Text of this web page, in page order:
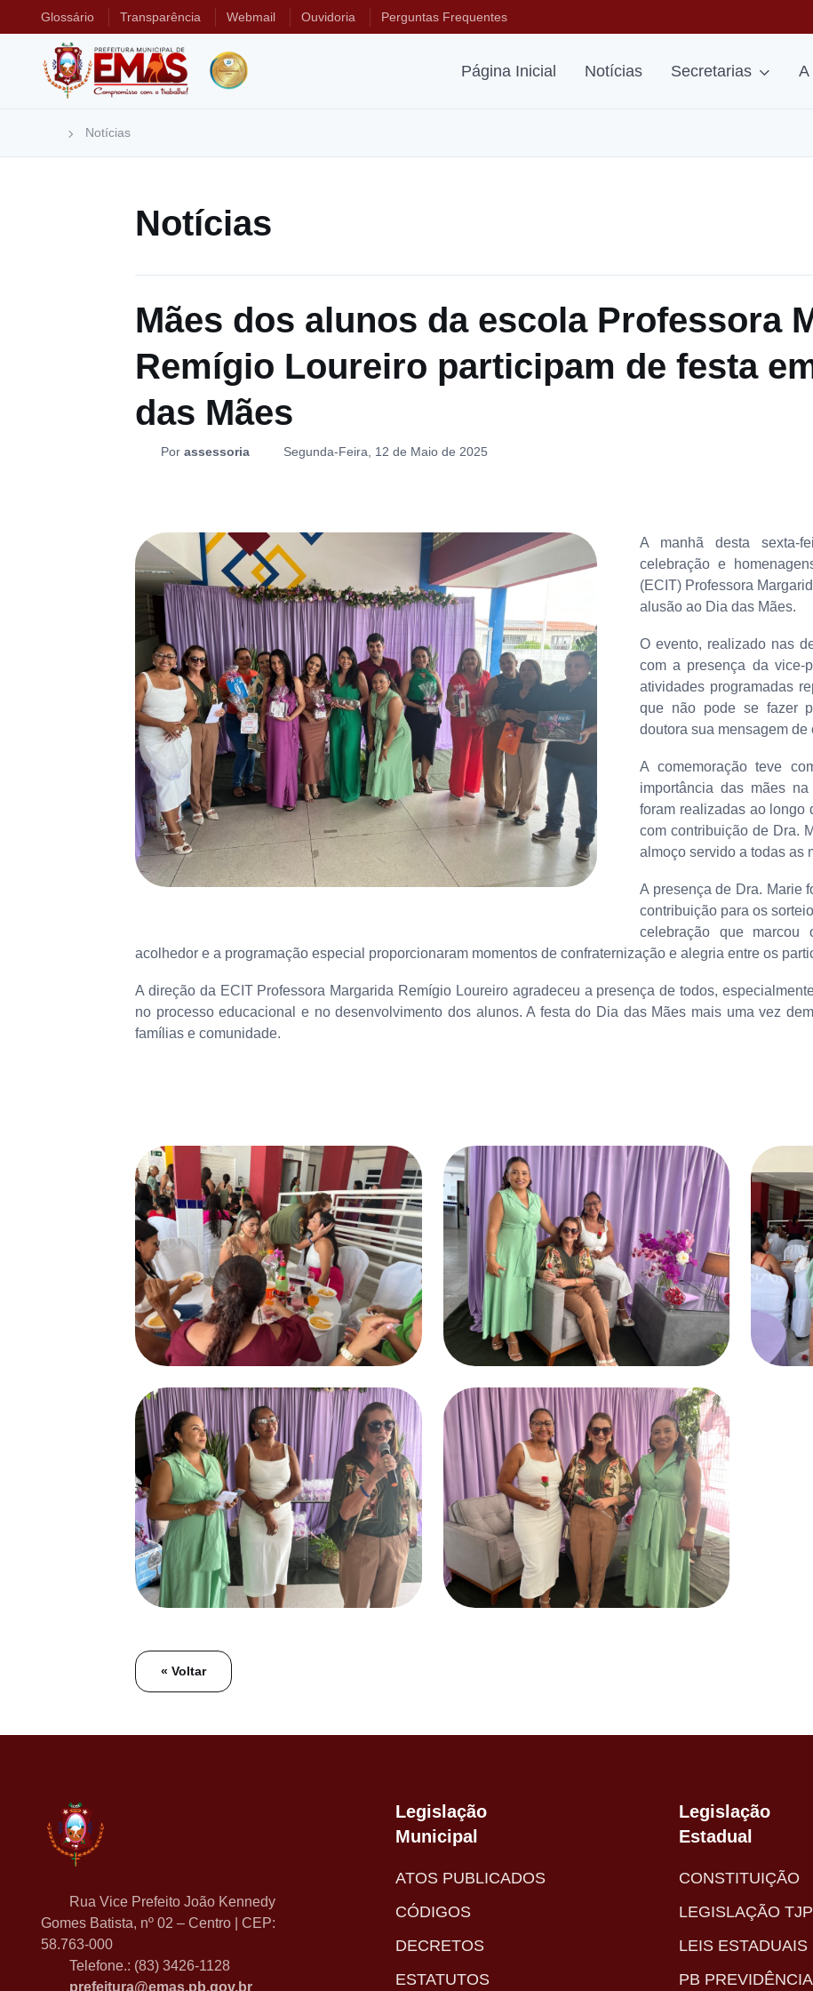
Glossário Transparência Webmail Ouvidoria Perguntas Frequentes
Página Inicial Notícias Secretarias A
Notícias
Notícias
Mães dos alunos da escola Professora
Remígio Loureiro participam de festa
das Mães
Porassessoria Segunda-Feira, 12 de Maio de 2025
A manhã desta sexta-
celebração e
(ECIT) Professora
alusão ao Dia das Mães.
O evento, realizado nas
com a presença da vice-
atividades programadas
que não pode se fazer
doutora sua mensagem de
A comemoração teve
importância das mães
foram realizadas ao
com contribuição de Dra.
almoço servido a todas as
A presença de Dra. Marie
contribuição para os
celebração que marcou
acolhedor e a programação especial proporcionaram momentos de confraternização e alegria entre os
A direção da ECIT Professora Margarida Remígio Loureiro agradeceu a presença de todos,
no processo educacional e no desenvolvimento dos alunos. A festa do Dia das Mães mais uma vez
famílias e comunidade.
« Voltar
Rua Vice Prefeito João Kennedy
Gomes Batista, nº 02 – Centro | CEP:
58.763-000
Telefone.: (83) 3426-1128
prefeitura@emas.pb.gov.br
Legislação
Municipal
ATOS PUBLICADOS
CÓDIGOS
DECRETOS
ESTATUTOS
Legislação
Estadual
CONSTITUIÇÃO
LEGISLAÇÃO
LEIS ESTADUAIS
PB PREVIDÊNCIA